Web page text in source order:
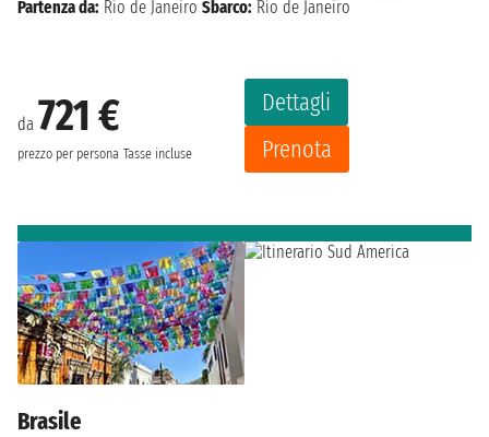
da 721 €
prezzo per persona Tasse incluse
Dettagli
Prenota
Partenza da: Rio de Janeiro Sbarco: Rio de Janeiro
Brasile